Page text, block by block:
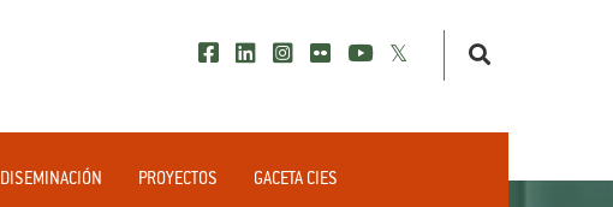
DISEMINACIÓN PROYECTOS GACETA CIES